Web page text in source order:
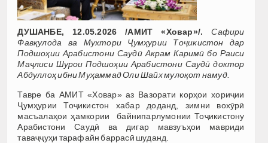
ДУШАНБЕ, 12.05.2026 /АМИТ «Ховар»/.
Сафири
Фавқулода ва Мухтори Ҷумҳурии Тоҷикистон дар
Подшоҳии Арабистони Саудӣ Акрам Каримӣ бо Раиси
Маҷлиси Шурои Подшоҳии Арабистони Саудӣ доктор
Абдуллоҳ ибни Муҳаммад Оли Шайх мулоқот намуд.
Тавре ба АМИТ «Ховар» аз Вазорати корҳои хориҷии
Ҷумҳурии Тоҷикистон хабар доданд, зимни вохӯрӣ
масъалаҳои ҳамкории байнипарлумонии Тоҷикистону
Арабистони Саудӣ ва дигар мавзуъҳои мавриди
таваҷҷуҳи тарафайн баррасӣ шуданд.